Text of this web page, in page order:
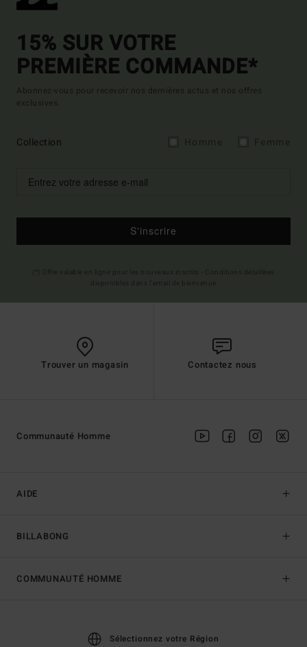
15% SUR VOTRE
PREMIÈRE COMMANDE*
Abonnez-vous pour recevoir nos dernières actus et nos offres
exclusives.
Collection
S'inscrire
Trouver un magasin Contactez nous
AIDE
BILLABONG
Communauté Homme
COMMUNAUTÉ HOMME
Sélectionnez votre Région